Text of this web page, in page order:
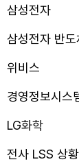
삼성전자
삼성전자 반
위비스
경영정보시스
LG화학
전사 LSS 상